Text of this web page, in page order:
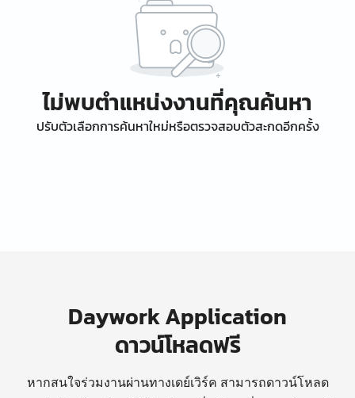
ไม่พบตำแหน่งงานที่คุณค้นหา
ปรับตัวเลือกการค้นหาใหม่หรือตรวจสอบตัวสะกดอีกครั้ง
Daywork Application
ดาวน์โหลดฟรี
หากสนใจร่วมงานผ่านทางเดย์เวิร์ค สามารถดาวน์โหลด